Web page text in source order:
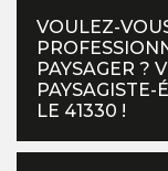
VOULEZ-
PAYSAGER ?
LE 41330 !